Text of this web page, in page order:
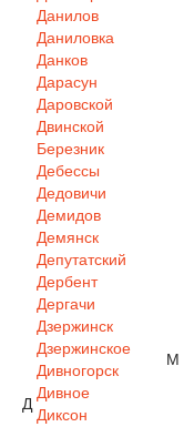
Д
Данилов
Даниловка
Данков
Дарасун
Даровской
Двинской
Березник
Дебессы
Дедовичи
Демидов
Демянск
Депутатский
Дербент
Дергачи
Дзержинск
Дзержинское
Дивногорск
Дивное
Диксон
М